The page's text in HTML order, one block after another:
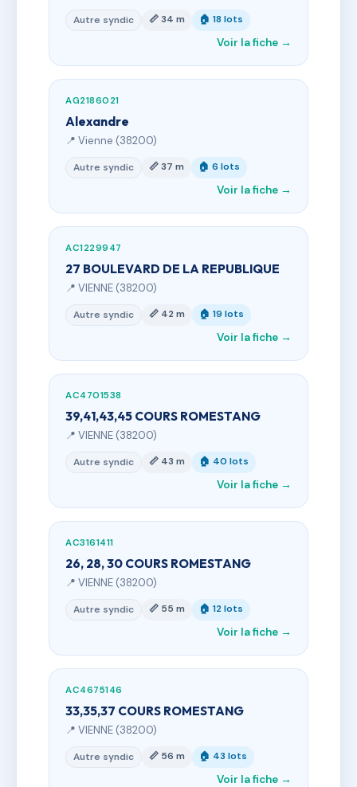
Autre syndic 📏 34 m 🏠 18 lots
Voir la fiche →
AG2186021
Alexandre
📍 Vienne (38200)
Autre syndic 📏 37 m 🏠 6 lots
Voir la fiche →
AC1229947
27 BOULEVARD DE LA REPUBLIQUE
📍 VIENNE (38200)
Autre syndic 📏 42 m 🏠 19 lots
Voir la fiche →
AC4701538
39,41,43,45 COURS ROMESTANG
📍 VIENNE (38200)
Autre syndic 📏 43 m 🏠 40 lots
Voir la fiche →
AC3161411
26, 28, 30 COURS ROMESTANG
📍 VIENNE (38200)
Autre syndic 📏 55 m 🏠 12 lots
Voir la fiche →
AC4675146
33,35,37 COURS ROMESTANG
📍 VIENNE (38200)
Autre syndic 📏 56 m 🏠 43 lots
Voir la fiche →